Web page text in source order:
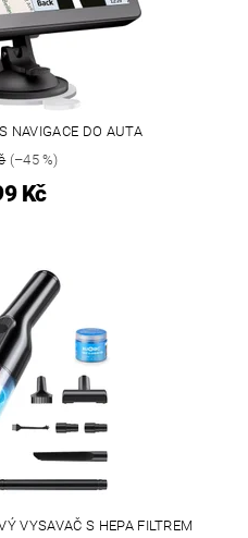
NAVIGACE DO AUTA
(–45 %)
Kč
VYSAVAČ S HEPA FILTREM